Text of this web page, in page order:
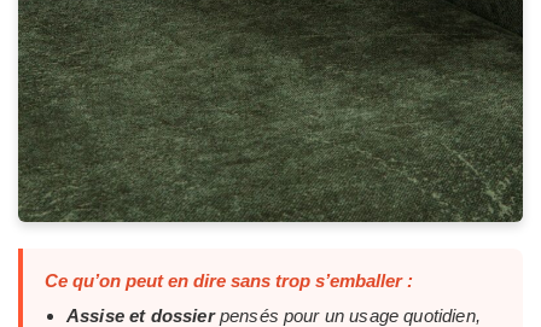
Ce qu’on peut en dire sans trop s’emballer :
Assise et dossierpensés pour un usage quotidien,